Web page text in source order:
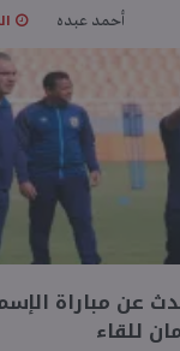
أحمد عبده
عن مباراة
للقاء